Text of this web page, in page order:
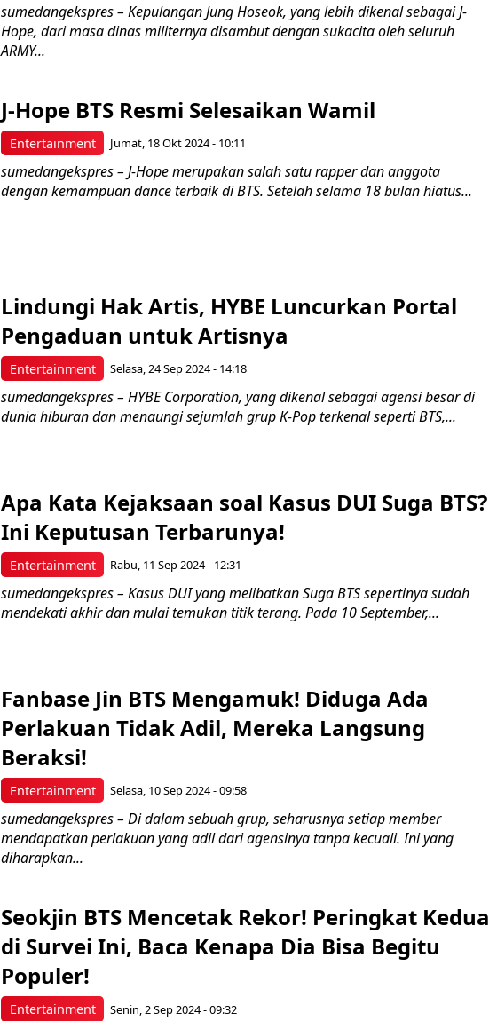
sumedangekspres – Kepulangan Jung Hoseok, yang lebih dikenal sebagai J-
Hope, dari masa dinas militernya disambut dengan sukacita oleh seluruh
ARMY...
Entertainment
J-Hope BTS Resmi Selesaikan Wamil
Jumat, 18 Okt 2024 - 10:11
sumedangekspres – J-Hope merupakan salah satu rapper dan anggota
dengan kemampuan dance terbaik di BTS. Setelah selama 18 bulan hiatus...
Entertainment
Lindungi Hak Artis, HYBE Luncurkan Portal
Pengaduan untuk Artisnya
Selasa, 24 Sep 2024 - 14:18
sumedangekspres – HYBE Corporation, yang dikenal sebagai agensi besar di
dunia hiburan dan menaungi sejumlah grup K-Pop terkenal seperti BTS,...
Entertainment
Apa Kata Kejaksaan soal Kasus DUI Suga BTS?
Ini Keputusan Terbarunya!
Rabu, 11 Sep 2024 - 12:31
sumedangekspres – Kasus DUI yang melibatkan Suga BTS sepertinya sudah
mendekati akhir dan mulai temukan titik terang. Pada 10 September,...
Entertainment
Fanbase Jin BTS Mengamuk! Diduga Ada
Perlakuan Tidak Adil, Mereka Langsung
Beraksi!
Selasa, 10 Sep 2024 - 09:58
sumedangekspres – Di dalam sebuah grup, seharusnya setiap member
mendapatkan perlakuan yang adil dari agensinya tanpa kecuali. Ini yang
diharapkan...
Entertainment
Seokjin BTS Mencetak Rekor! Peringkat Kedua
di Survei Ini, Baca Kenapa Dia Bisa Begitu
Populer!
Senin, 2 Sep 2024 - 09:32